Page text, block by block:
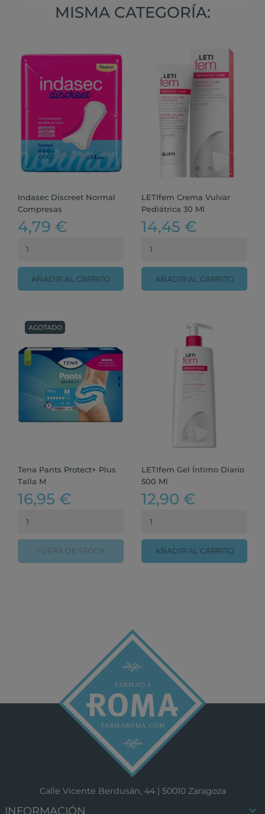
MISMA CATEGORÍA:
Indasec Discreet Normal
Compresas
4,79 €
AÑADIR AL CARRITO
LETIfem Crema Vulvar
Pediátrica 30 Ml
14,45 €
AÑADIR AL CARRITO
Tena Pants Protect+ Plus
Talla M
16,95 €
FUERA DE STOCK
AGOTADO
LETIfem Gel Íntimo Diario
500 Ml
12,90 €
AÑADIR AL CARRITO
Calle Vicente Berdusán, 44 | 50010 Zaragoza
INFORMACIÓN 